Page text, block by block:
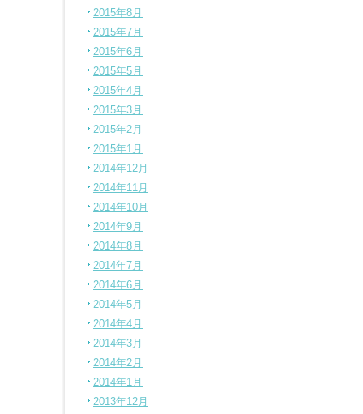
2015年8月
2015年7月
2015年6月
2015年5月
2015年4月
2015年3月
2015年2月
2015年1月
2014年12月
2014年11月
2014年10月
2014年9月
2014年8月
2014年7月
2014年6月
2014年5月
2014年4月
2014年3月
2014年2月
2014年1月
2013年12月